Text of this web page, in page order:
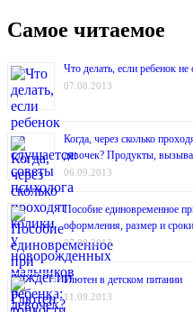
Самое читаемое
Что делать, если ребенок
07.08.2013
Когда, через сколько
девочек? Продукты,
06.09.2013
Пособие единовременное
оформления, размер и
07.09.2013
Глютен в детском питании
11.09.2013